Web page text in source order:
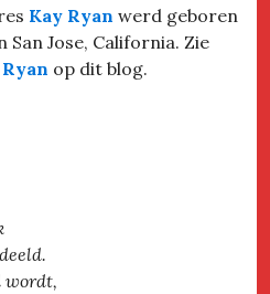
Kay Ryan werd geboren
San Jose, California. Zie
op dit blog.
wordt,